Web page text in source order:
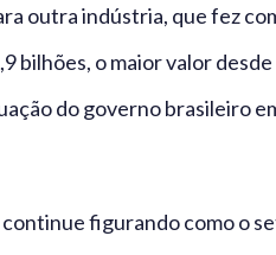
outra indústria, que fez
bilhões, o maior valor
do governo brasileiro
figurando como o